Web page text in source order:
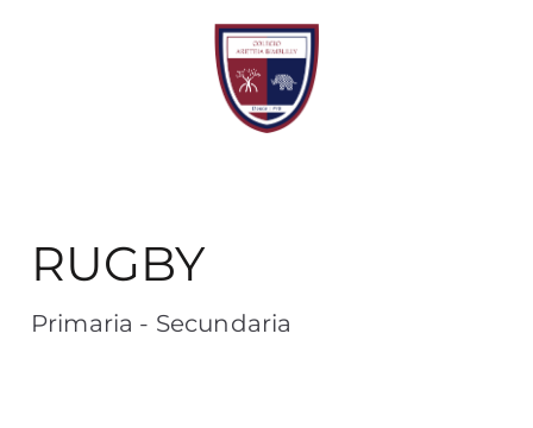
RUGBY
Primaria - Secundaria